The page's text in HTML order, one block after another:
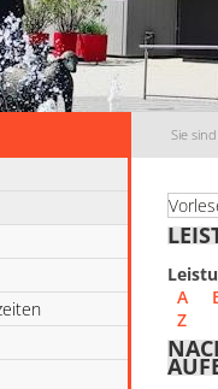
Sie
A
Z